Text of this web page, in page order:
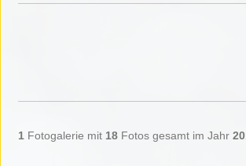
1 Fotogalerie mit 18Fotos gesamt im Jahr